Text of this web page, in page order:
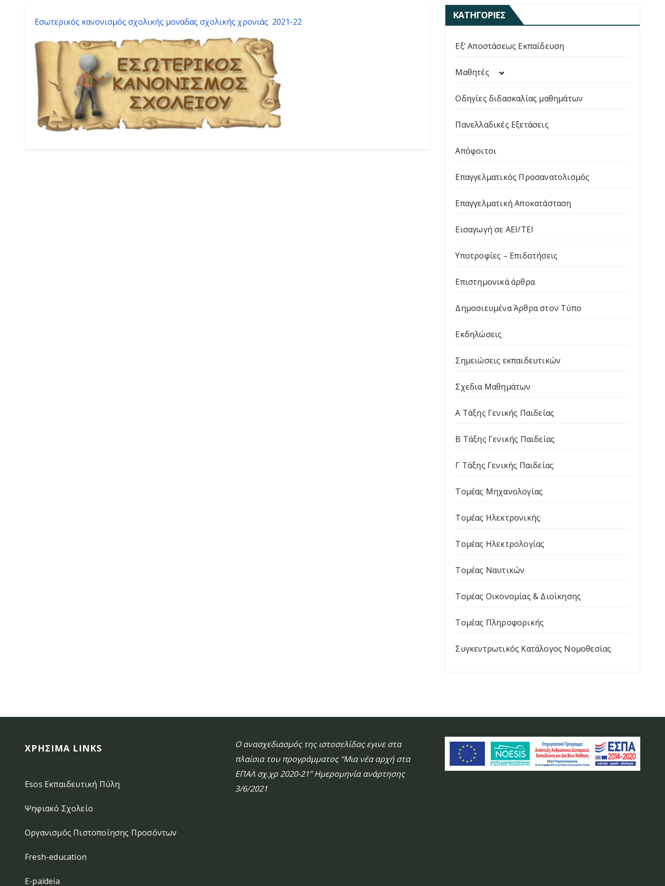
Εσωτερικός κανονισμός σχολικής μοναδας σχολικής χρονιάς 2021-22
ΚΑΤΗΓΟΡΊΕΣ
Εξ’ Αποστάσεως Εκπαίδευση
Μαθητές
Οδηγίες διδασκαλίας μαθημάτων
Πανελλαδικές Εξετάσεις
Απόφοιτοι
Επαγγελματικός Προσανατολισμός
Επαγγελματική Αποκατάσταση
Εισαγωγή σε ΑΕΙ/ΤΕΙ
Υποτροφίες – Επιδοτήσεις
Επιστημονικά άρθρα
Δημοσιευμένα Άρθρα στον Τύπο
Εκδηλώσεις
Σημειώσεις εκπαιδευτικών
Σχεδια Μαθημάτων
Α Τάξης Γενικής Παιδείας
Β Τάξης Γενικής Παιδείας
Γ Τάξης Γενικής Παιδείας
Τομέας Μηχανολογίας
Τομέας Ηλεκτρονικής
Τομέας Ηλεκτρολογίας
Τομέας Ναυτικών
Τομέας Οικονομίας & Διοίκησης
Τομέας Πληροφορικής
Συγκεντρωτικός Κατάλογος Νομοθεσίας
ΧΡΉΣΙΜΑ LINKS
Esos Εκπαιδευτική Πύλη
Ψηφιακό Σχολείο
Οργανισμός Πιστοποίησης Προσόντων
Fresh-education
E-paideia
Ο ανασχεδιασμός της ιστοσελίδας εγινε στα
πλαίσια του προγράμματος “Μια νέα αρχή στα
ΕΠΑΛ σχ.χρ 2020-21” Ημερομηνία ανάρτησης
3/6/2021